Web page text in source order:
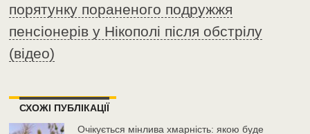
порятунку пораненого подружжя
пенсіонерів у Нікополі після обстрілу
(відео)
СХОЖІ ПУБЛІКАЦІЇ
Очікується мінлива хмарність: якою буде